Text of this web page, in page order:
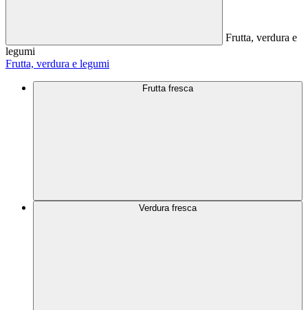
Frutta, verdura e
legumi
Frutta, verdura e legumi
Frutta fresca
Verdura fresca